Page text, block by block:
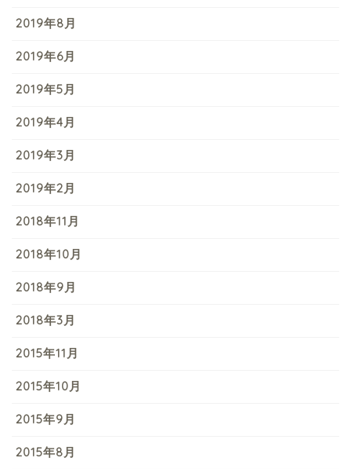
2019年8月
2019年6月
2019年5月
2019年4月
2019年3月
2019年2月
2018年11月
2018年10月
2018年9月
2018年3月
2015年11月
2015年10月
2015年9月
2015年8月